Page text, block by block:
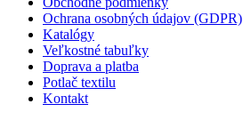
Ochrana osobných údajov (GDPR)
Katalógy
Veľkostné tabuľky
Doprava a platba
Potlač textilu
Kontakt